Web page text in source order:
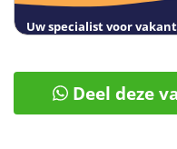
Uw specialist voor
Deel deze